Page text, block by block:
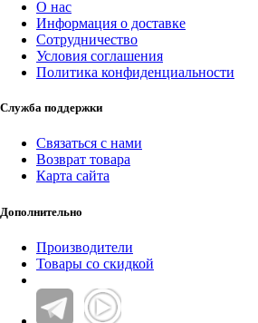
О нас
Информация о доставке
Сотрудничество
Условия соглашения
Политика конфиденциальности
Служба поддержки
Связаться с нами
Возврат товара
Карта сайта
Дополнительно
Производители
Товары со скидкой